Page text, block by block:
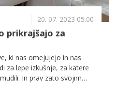
20. 07. 2023 05.00
prikrajšajo za
ki nas omejujejo in nas
za lepe izkušnje, za katere
In prav zato svojim